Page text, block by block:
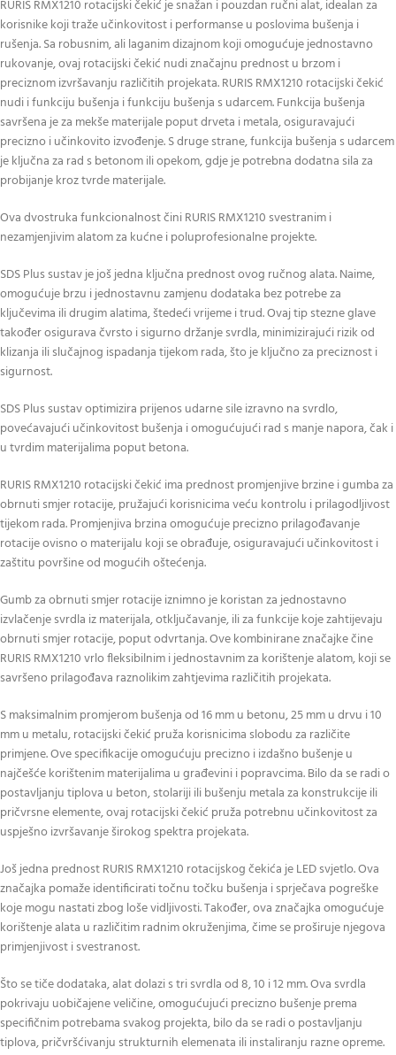
RURIS RMX1210 rotacijski čekić je snažan i pouzdan ručni alat, idealan za
korisnike koji traže učinkovitost i performanse u poslovima bušenja i
rušenja. Sa robusnim, ali laganim dizajnom koji omogućuje jednostavno
rukovanje, ovaj rotacijski čekić nudi značajnu prednost u brzom i
preciznom izvršavanju različitih projekata. RURIS RMX1210 rotacijski čekić
nudi i funkciju bušenja i funkciju bušenja s udarcem. Funkcija bušenja
savršena je za mekše materijale poput drveta i metala, osiguravajući
precizno i učinkovito izvođenje. S druge strane, funkcija bušenja s udarcem
je ključna za rad s betonom ili opekom, gdje je potrebna dodatna sila za
probijanje kroz tvrde materijale.
Ova dvostruka funkcionalnost čini RURIS RMX1210 svestranim i
nezamjenjivim alatom za kućne i poluprofesionalne projekte.
SDS Plus sustav je još jedna ključna prednost ovog ručnog alata. Naime,
omogućuje brzu i jednostavnu zamjenu dodataka bez potrebe za
ključevima ili drugim alatima, štedeći vrijeme i trud. Ovaj tip stezne glave
također osigurava čvrsto i sigurno držanje svrdla, minimizirajući rizik od
klizanja ili slučajnog ispadanja tijekom rada, što je ključno za preciznost i
sigurnost.
SDS Plus sustav optimizira prijenos udarne sile izravno na svrdlo,
povećavajući učinkovitost bušenja i omogućujući rad s manje napora, čak i
u tvrdim materijalima poput betona.
RURIS RMX1210 rotacijski čekić ima prednost promjenjive brzine i gumba za
obrnuti smjer rotacije, pružajući korisnicima veću kontrolu i prilagodljivost
tijekom rada. Promjenjiva brzina omogućuje precizno prilagođavanje
rotacije ovisno o materijalu koji se obrađuje, osiguravajući učinkovitost i
zaštitu površine od mogućih oštećenja.
Gumb za obrnuti smjer rotacije iznimno je koristan za jednostavno
izvlačenje svrdla iz materijala, otključavanje, ili za funkcije koje zahtijevaju
obrnuti smjer rotacije, poput odvrtanja. Ove kombinirane značajke čine
RURIS RMX1210 vrlo fleksibilnim i jednostavnim za korištenje alatom, koji se
savršeno prilagođava raznolikim zahtjevima različitih projekata.
S maksimalnim promjerom bušenja od 16 mm u betonu, 25 mm u drvu i 10
mm u metalu, rotacijski čekić pruža korisnicima slobodu za različite
primjene. Ove specifikacije omogućuju precizno i izdašno bušenje u
najčešće korištenim materijalima u građevini i popravcima. Bilo da se radi o
postavljanju tiplova u beton, stolariji ili bušenju metala za konstrukcije ili
pričvrsne elemente, ovaj rotacijski čekić pruža potrebnu učinkovitost za
uspješno izvršavanje širokog spektra projekata.
Još jedna prednost RURIS RMX1210 rotacijskog čekića je LED svjetlo. Ova
značajka pomaže identificirati točnu točku bušenja i sprječava pogreške
koje mogu nastati zbog loše vidljivosti. Također, ova značajka omogućuje
korištenje alata u različitim radnim okruženjima, čime se proširuje njegova
primjenjivost i svestranost.
Što se tiče dodataka, alat dolazi s tri svrdla od 8, 10 i 12 mm. Ova svrdla
pokrivaju uobičajene veličine, omogućujući precizno bušenje prema
specifičnim potrebama svakog projekta, bilo da se radi o postavljanju
tiplova, pričvršćivanju strukturnih elemenata ili instaliranju razne opreme.